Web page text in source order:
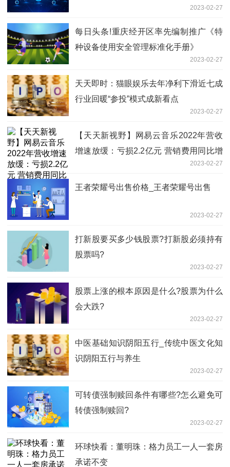
2023-02-27
每日头条!重庆经开区率先编制推广《特
种设备使用安全管理标准化手册》
2023-02-27
天天即时：猫眼娱乐去年净利下滑近七成
行业回暖“参投”模式成新看点
2023-02-27
【天天新视野】网易云音乐2022年营收
增速放缓：亏损2.2亿元 营销费用同比增
2023-02-27
王者荣耀号出售价格_王者荣耀号出售
2023-02-27
打新股要买多少钱股票?打新股必须持有
股票吗?
2023-02-27
股票上涨的根本原因是什么?股票为什么
会大跌?
2023-02-27
中医基础知识阴阳五行_传统中医文化知
识阴阳五行与养生
2023-02-27
可转债强制赎回条件有哪些?怎么避免可
转债强制赎回?
2023-02-27
环球快看：董明珠：格力员工一人一套房
承诺不变